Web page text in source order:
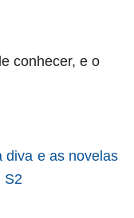
conhecer, e o
diva e as novelas
S2